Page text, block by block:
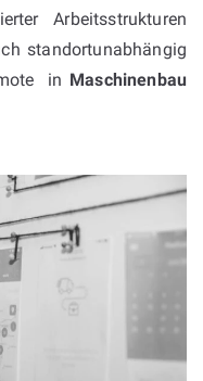
Arbeitsstrukturen
standortunabhängig
in Maschinenbau